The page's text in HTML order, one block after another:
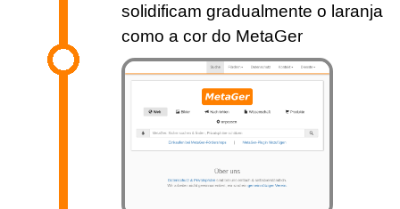
solidificam gradualmente o laranja
como a cor do MetaGer